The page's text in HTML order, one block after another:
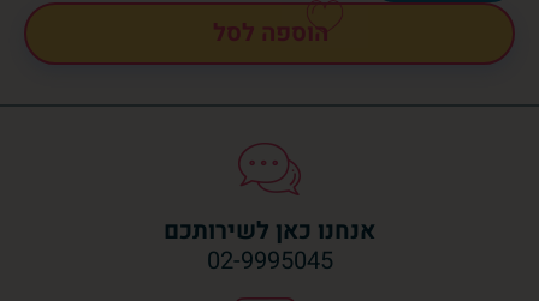
הוספה לסל
אנחנו כאן לשירותכם
02-9995045